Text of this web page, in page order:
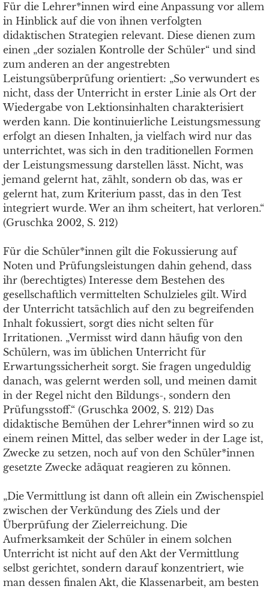
Für die Lehrer*innen wird eine Anpassung vor allem
in Hinblick auf die von ihnen verfolgten
didaktischen Strategien relevant. Diese dienen zum
einen „der sozialen Kontrolle der Schüler“ und sind
zum anderen an der angestrebten
Leistungsüberprüfung orientiert: „So verwundert es
nicht, dass der Unterricht in erster Linie als Ort der
Wiedergabe von Lektionsinhalten charakterisiert
werden kann. Die kontinuierliche Leistungsmessung
erfolgt an diesen Inhalten, ja vielfach wird nur das
unterrichtet, was sich in den traditionellen Formen
der Leistungsmessung darstellen lässt. Nicht, was
jemand gelernt hat, zählt, sondern ob das, was er
gelernt hat, zum Kriterium passt, das in den Test
integriert wurde. Wer an ihm scheitert, hat verloren.“
(Gruschka 2002, S. 212)
Für die Schüler*innen gilt die Fokussierung auf
Noten und Prüfungsleistungen dahin gehend, dass
ihr (berechtigtes) Interesse dem Bestehen des
gesellschaftlich vermittelten Schulzieles gilt. Wird
der Unterricht tatsächlich auf den zu begreifenden
Inhalt fokussiert, sorgt dies nicht selten für
Irritationen. „Vermisst wird dann häufig von den
Schülern, was im üblichen Unterricht für
Erwartungssicherheit sorgt. Sie fragen ungeduldig
danach, was gelernt werden soll, und meinen damit
in der Regel nicht den Bildungs-, sondern den
Prüfungsstoff.“ (Gruschka 2002, S. 212) Das
didaktische Bemühen der Lehrer*innen wird so zu
einem reinen Mittel, das selber weder in der Lage ist,
Zwecke zu setzen, noch auf von den Schüler*innen
gesetzte Zwecke adäquat reagieren zu können.
„Die Vermittlung ist dann oft allein ein Zwischenspiel
zwischen der Verkündung des Ziels und der
Überprüfung der Zielerreichung. Die
Aufmerksamkeit der Schüler in einem solchen
Unterricht ist nicht auf den Akt der Vermittlung
selbst gerichtet, sondern darauf konzentriert, wie
man dessen finalen Akt, die Klassenarbeit, am besten